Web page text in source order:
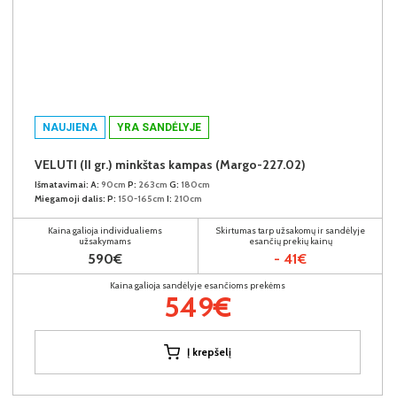
NAUJIENA YRA SANDĖLYJE
VELUTI (II gr.) minkštas kampas (Margo-227.02)
Išmatavimai: A: 90cm P: 263cm G: 180cm
Miegamoji dalis: P: 150-165cm I: 210cm
Kaina galioja individualiems
užsakymams
590€
Skirtumas tarp užsakomų ir sandėlyje
esančių prekių kainų
- 41€
Kaina galioja sandėlyje esančioms prekėms
549€
Į krepšelį